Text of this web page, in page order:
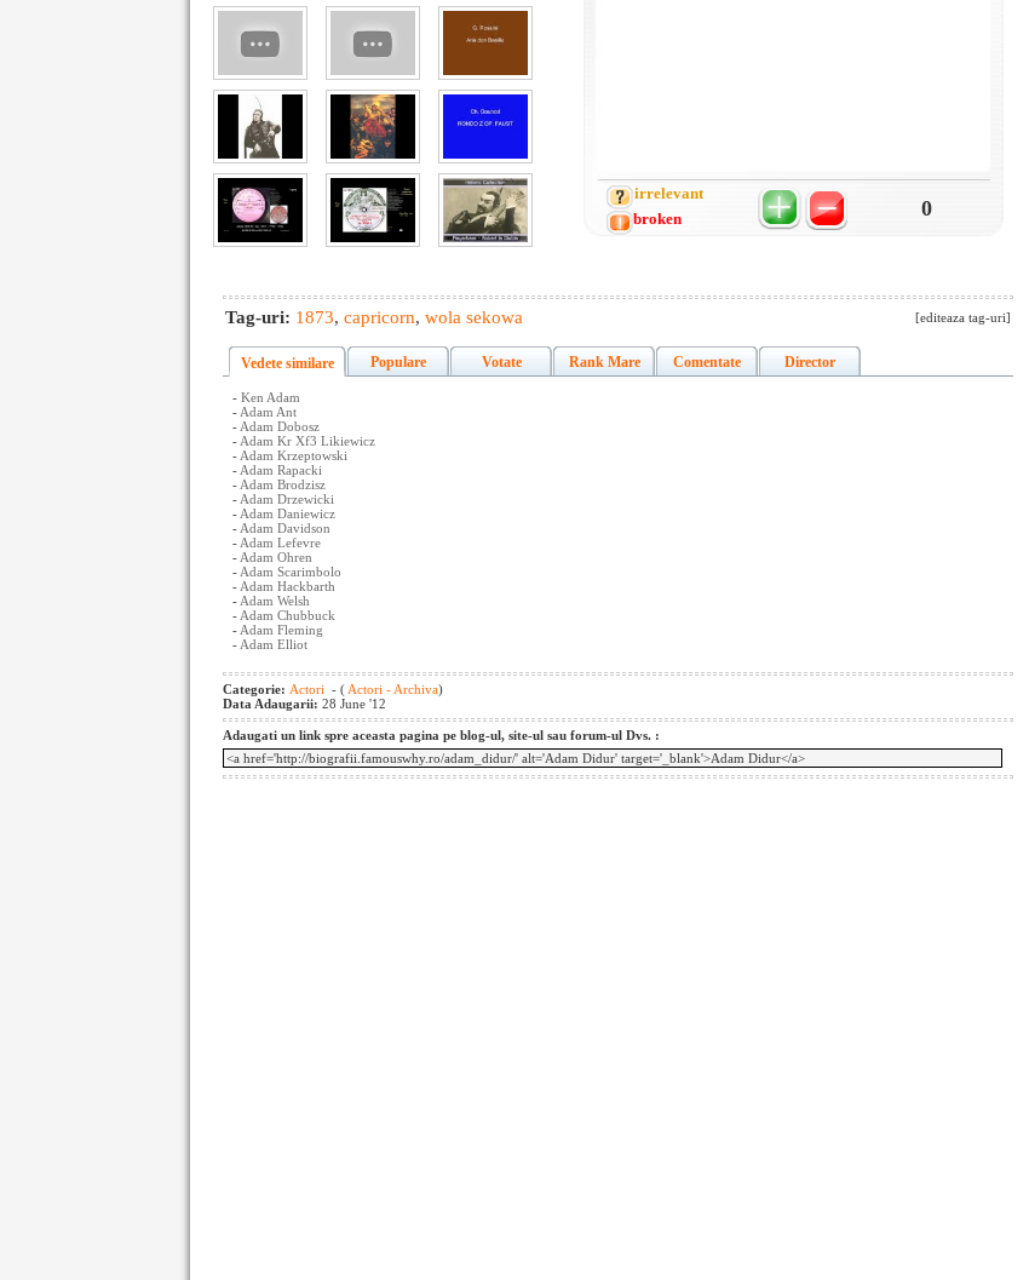
irrelevant
0
broken
Tag-uri: 1873, capricorn, wola sekowa [editeaza tag-uri]
Vedete similare Populare Votate Rank Mare Comentate Director
- Ken Adam
- Adam Ant
- Adam Dobosz
- Adam Kr Xf3 Likiewicz
- Adam Krzeptowski
- Adam Rapacki
- Adam Brodzisz
- Adam Drzewicki
- Adam Daniewicz
- Adam Davidson
- Adam Lefevre
- Adam Ohren
- Adam Scarimbolo
- Adam Hackbarth
- Adam Welsh
- Adam Chubbuck
- Adam Fleming
- Adam Elliot
Categorie: Actori - ( Actori - Archiva)
Data Adaugarii: 28 June '12
Adaugati un link spre aceasta pagina pe blog-ul, site-ul sau forum-ul Dvs. :